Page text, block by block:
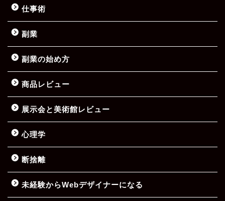
仕事術
副業
副業の始め方
商品レビュー
展示会と美術館レビュー
心理学
断捨離
未経験からWebデザイナーになる